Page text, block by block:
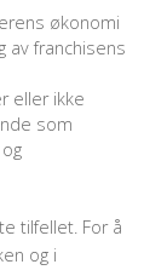
økonomi
av franchisens
eller ikke
som
tilfellet. For å
og i